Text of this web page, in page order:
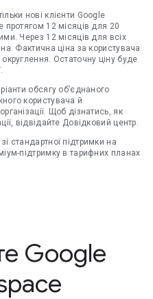
нові клієнти Google
протягом 12 місяців для 20
Через 12 місяців для всіх
Фактична ціна за користувача
Остаточну ціну буде
обсягу об’єднаного
користувача й
Щоб дізнатись, як
відвідайте Довідковий центр.
стандартної підтримки на
підтримку в тарифних планах
Google